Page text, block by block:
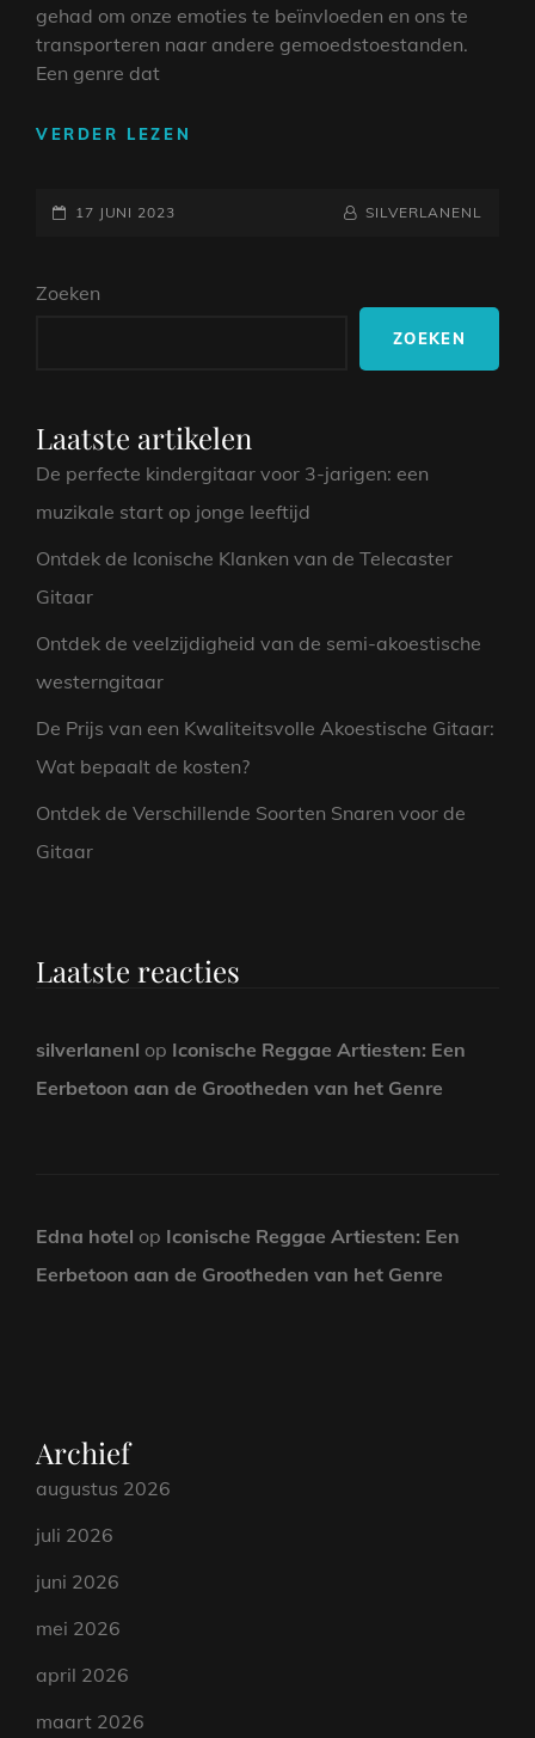
gehad om onze emoties te beïnvloeden en ons te
transporteren naar andere gemoedstoestanden.
Een genre dat
VERDER LEZEN
GEPLAATST
17 JUNI 2023 NAAMREGEL
BYLINE
SILVERLANENL
Zoeken
ZOEKEN
Laatste artikelen
De perfecte kindergitaar voor 3-jarigen: een
muzikale start op jonge leeftijd
Ontdek de Iconische Klanken van de Telecaster
Gitaar
Ontdek de veelzijdigheid van de semi-akoestische
westerngitaar
De Prijs van een Kwaliteitsvolle Akoestische Gitaar:
Wat bepaalt de kosten?
Ontdek de Verschillende Soorten Snaren voor de
Gitaar
Laatste reacties
silverlanenl op Iconische Reggae Artiesten: Een
Eerbetoon aan de Grootheden van het Genre
Edna hotel op Iconische Reggae Artiesten: Een
Eerbetoon aan de Grootheden van het Genre
Archief
augustus 2026
juli 2026
juni 2026
mei 2026
april 2026
maart 2026